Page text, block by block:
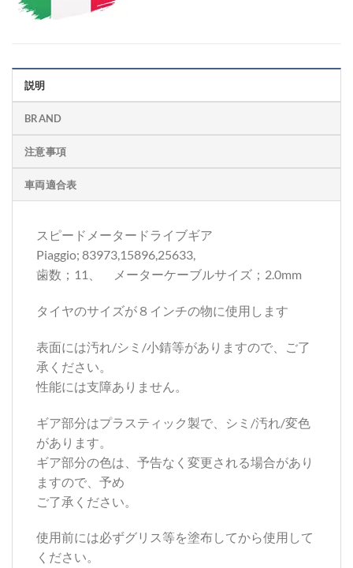
説明
BRAND
注意事項
車両適合表
スピードメータードライブギア
Piaggio; 83973,15896,25633,
歯数；11、 メーターケーブルサイズ；2.0mm
タイヤのサイズが８インチの物に使用します
表面には汚れ/シミ/小錆等がありますので、ご了
承ください。
性能には支障ありません。
ギア部分はプラスティック製で、シミ/汚れ/変色
があります。
ギア部分の色は、予告なく変更される場合があり
ますので、予め
ご了承ください。
使用前には必ずグリス等を塗布してから使用して
ください。